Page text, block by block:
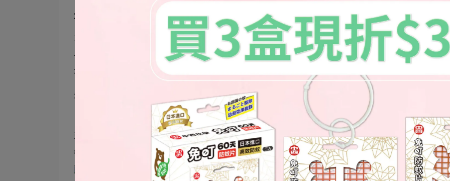
200ppm濃度
1包粒劑搭配1公升的水 (半包粒劑+樂護家500ML噴瓶)
可以用於 手部、母嬰用品、兒童餐具、寶寶玩具、貓窩、狗籠等，適合家裡有小孩的家庭，或
有養寵物的家庭使用
先清潔物品表面，將消毒液噴灑於物品表面，待自然風乾即可
就像烈陽家擺放的原木置物架，為了做好居家消毒，現在除了擦拭灰塵，還會噴灑
樂護家-殺菌
臭防霉噴霧
，將細菌病毒滅光光